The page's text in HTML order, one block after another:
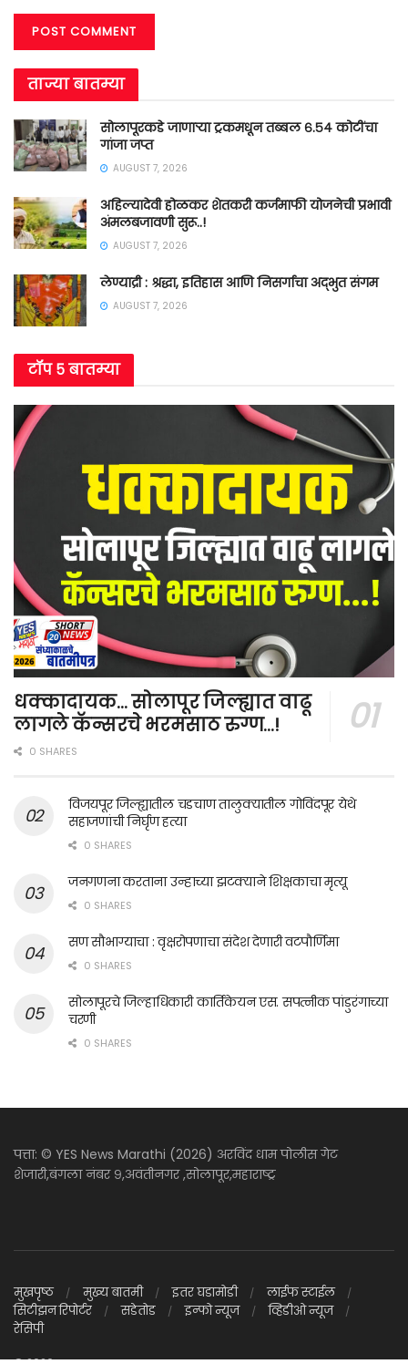
ताज्या बातम्या
सोलापूरकडे जाणाऱ्या ट्रकमधून तब्बल ६.५४ कोटींचा
गांजा जप्त
AUGUST 7, 2026
अहिल्यादेवी होळकर शेतकरी कर्जमाफी योजनेची प्रभावी
अंमलबजावणी सुरू..!
AUGUST 7, 2026
लेण्याद्री : श्रद्धा, इतिहास आणि निसर्गाचा अद्भुत संगम
AUGUST 7, 2026
टॉप ५ बातम्या
धक्कादायक… सोलापूर जिल्ह्यात वाढू
लागले कॅन्सरचे भरमसाठ रुग्ण…!
0 SHARES
विजयपूर जिल्ह्यातील चडचाण तालुक्यातील गोविंदपूर येथे
सहाजणांची निर्घृण हत्या
0 SHARES
जनगणना करताना उन्हाच्या झटक्याने शिक्षकाचा मृत्यू
0 SHARES
सण सौभाग्याचा : वृक्षरोपणाचा संदेश देणारी वटपौर्णिमा
0 SHARES
सोलापूरचे जिल्हाधिकारी कार्तिकेयन एस. सपत्नीक पांडुरंगाच्या
चरणी
0 SHARES
पत्ता: © YES News Marathi (2026) अरविंद धाम पोलीस गेट
शेजारी,बंगला नंबर ९,अवंतीनगर ,सोलापूर,महाराष्ट्र
मुखपृष्ठ मुख्य बातमी इतर घडामोडी
लाईफ स्टाईल
सिटीझन रिपोर्टर
सडेतोड इन्फो न्यूज
व्हिडीओ न्यूज
रेसिपी